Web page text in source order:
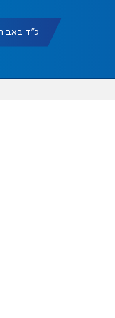
כ"ד באב תשפ"ו